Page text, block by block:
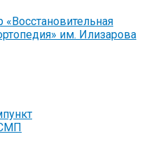
им. Илизарова